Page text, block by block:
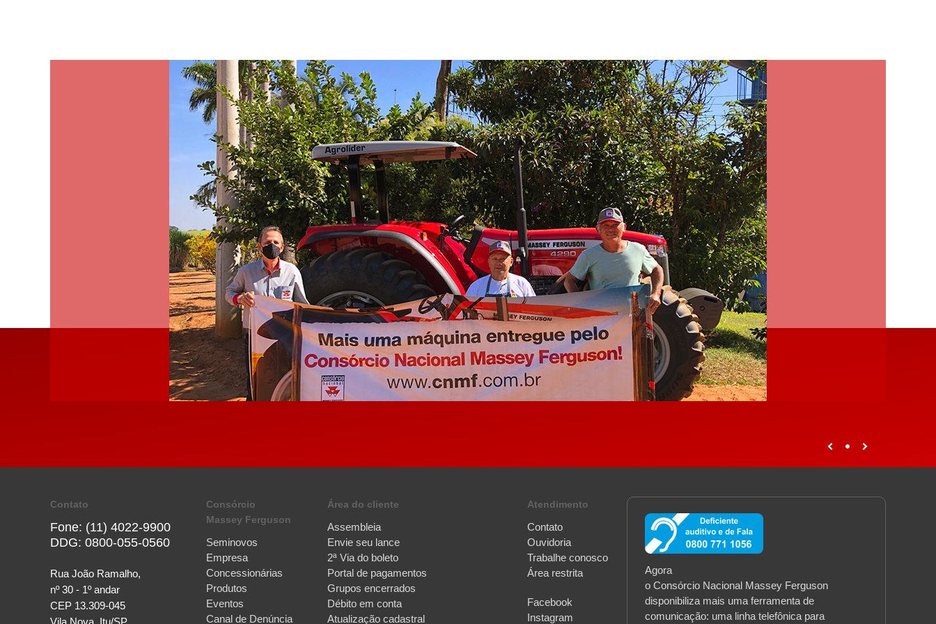
Contato
Fone: (11) 4022-9900
DDG: 0800-055-0560
Rua João Ramalho,
nº 30 - 1º andar
CEP 13.309-045
Vila Nova, Itu/SP
Consórcio
Massey Ferguson
Seminovos
Empresa
Concessionárias
Produtos
Eventos
Canal de Denúncia
Área do cliente
Assembleia
Envie seu lance
2ª Via do boleto
Portal de pagamentos
Grupos encerrados
Débito em conta
Atualização cadastral
Atendimento
Contato
Ouvidoria
Trabalhe conosco
Área restrita
Facebook
Instagram
Agora
o Consórcio Nacional Massey Ferguson
disponibiliza mais uma ferramenta de
comunicação: uma linha telefônica para